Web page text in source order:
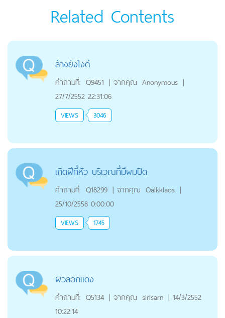
Related Contents
ล้างยังไงดี
คำถามที่: Q9451 | จากคุณ Anonymous |
27/7/2552 22:31:06
VIEWS 3046
เกิดฝีที่หัว บริเวณที่มีผมปิด
คำถามที่: Q18299 | จากคุณ Oalkklaos |
25/10/2558 0:00:00
VIEWS 1745
ผิวลอกแดง
คำถามที่: Q5134 | จากคุณ sirisarn | 14/3/2552
10:22:14